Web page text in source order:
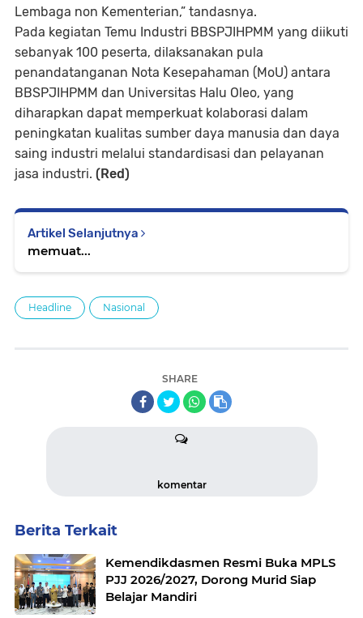
Lembaga non Kementerian,” tandasnya.
Pada kegiatan Temu Industri BBSPJIHPMM yang diikuti
sebanyak 100 peserta, dilaksanakan pula
penandatanganan Nota Kesepahaman (MoU) antara
BBSPJIHPMM dan Universitas Halu Oleo, yang
diharapkan dapat memperkuat kolaborasi dalam
peningkatan kualitas sumber daya manusia dan daya
saing industri melalui standardisasi dan pelayanan
jasa industri. (Red)
Artikel Selanjutnya
memuat...
Headline Nasional
SHARE
komentar
Berita Terkait
Kemendikdasmen Resmi Buka MPLS
PJJ 2026/2027, Dorong Murid Siap
Belajar Mandiri